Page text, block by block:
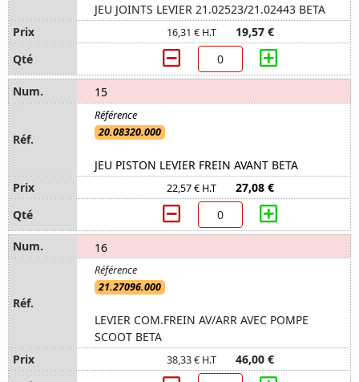
JEU JOINTS LEVIER 21.02523/21.02443 BETA
16,31 € H.T 19,57 €
15
20.08320.000
JEU PISTON LEVIER FREIN AVANT BETA
22,57 € H.T 27,08 €
16
21.27096.000
LEVIER COM.FREIN AV/ARR AVEC POMPE
SCOOT BETA
38,33 € H.T 46,00 €